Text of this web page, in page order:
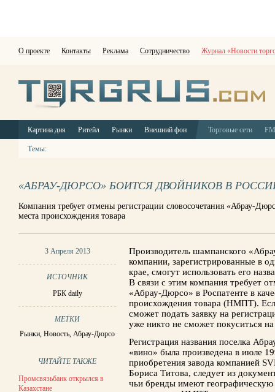
О проекте Контакты Реклама Сотрудничество Журнал «Новости
Картина дня Ритейл Рынки Внешний фон Торговые сети
Темы:
«АБРАУ-ДЮРСО» БОИТСЯ ДВОЙНИКОВ В
Компания требует отмены регистрации словосочетания «Абрау-
места происхождения товара
3 Апреля 2013
ИСТОЧНИК
РБК daily
МЕТКИ
Рынки,Новость,Абрау-Дюрсо
ЧИТАЙТЕ ТАКЖЕ
Промсвязьбанк открылся в
Казахстане
Производитель шампанского
компании, зарегистрированные в
крае, смогут использовать его
В связи с этим компания требует
«Абрау-Дюрсо» в Роспатенте в
происхождения товара (НМПТ).
сможет подать заявку на
уже никто не сможет покуситься
Регистрация названия поселка
«вино» была произведена в июле
приобретения завода компанией
Бориса Титова, следует из
чьи бренды имеют географическую